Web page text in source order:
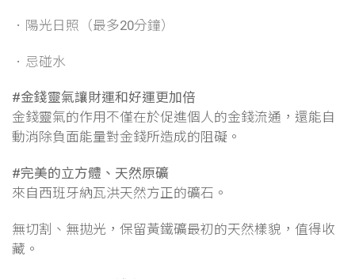
．陽光日照（最多20分鐘）
．忌碰水
#金錢靈氣讓財運和好運更加倍
金錢靈氣的作用不僅在於促進個人的金錢流通，還能自
動消除負面能量對金錢所造成的阻礙。
#完美的立方體、天然原礦
來自西班牙納瓦洪天然方正的礦石。
無切割、無拋光，保留黃鐵礦最初的天然樣貌，值得收
藏。